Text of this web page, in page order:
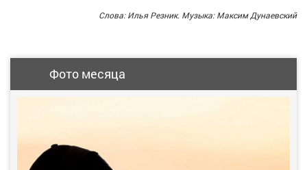
Слова: Илья Резник. Музыка: Максим Дунаевский
Фото месяца